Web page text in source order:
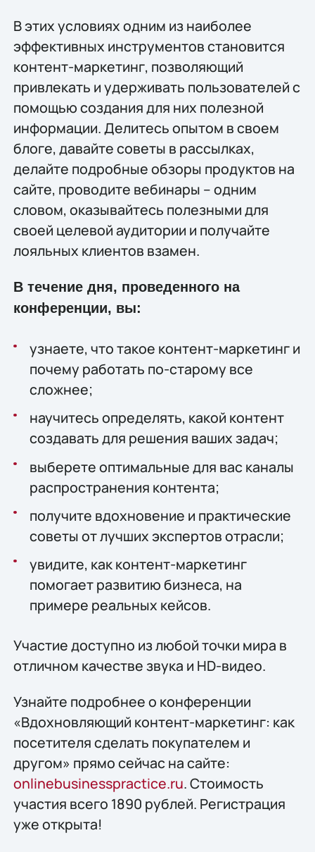
В этих условиях одним из наиболее
эффективных инструментов становится
контент-маркетинг, позволяющий
привлекать и удерживать пользователей с
помощью создания для них полезной
информации. Делитесь опытом в своем
блоге, давайте советы в рассылках,
делайте подробные обзоры продуктов на
сайте, проводите вебинары – одним
словом, оказывайтесь полезными для
своей целевой аудитории и получайте
лояльных клиентов взамен.
В течение дня, проведенного на
конференции, вы:
узнаете, что такое контент-маркетинг и
почему работать по-старому все
сложнее;
научитесь определять, какой контент
создавать для решения ваших задач;
выберете оптимальные для вас каналы
распространения контента;
получите вдохновение и практические
советы от лучших экспертов отрасли;
увидите, как контент-маркетинг
помогает развитию бизнеса, на
примере реальных кейсов.
Участие доступно из любой точки мира в
отличном качестве звука и HD-видео.
Узнайте подробнее о конференции
«Вдохновляющий контент-маркетинг: как
посетителя сделать покупателем и
другом» прямо сейчас на сайте:
onlinebusinesspractice.ru. Стоимость
участия всего 1890 рублей. Регистрация
уже открыта!